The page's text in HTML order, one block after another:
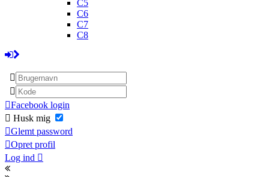
C5
C6
C7
C8
Facebook login
Husk mig
Glemt password
Opret profil
Log ind